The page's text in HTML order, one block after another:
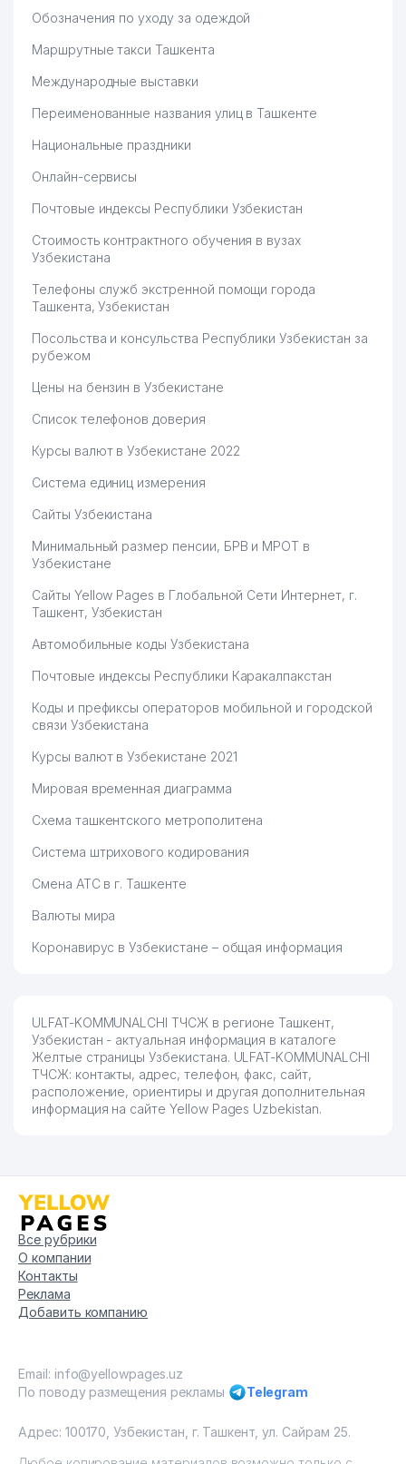
Обозначения по уходу за одеждой
Маршрутные такси Ташкента
Международные выставки
Переименованные названия улиц в Ташкенте
Национальные праздники
Онлайн-сервисы
Почтовые индексы Республики Узбекистан
Стоимость контрактного обучения в вузах
Узбекистана
Телефоны служб экстренной помощи города
Ташкента, Узбекистан
Посольства и консульства Республики Узбекистан за
рубежом
Цены на бензин в Узбекистане
Список телефонов доверия
Курсы валют в Узбекистане 2022
Система единиц измерения
Сайты Узбекистана
Минимальный размер пенсии, БРВ и МРОТ в
Узбекистане
Сайты Yellow Pages в Глобальной Сети Интернет, г.
Ташкент, Узбекистан
Автомобильные коды Узбекистана
Почтовые индексы Республики Каракалпакстан
Коды и префиксы операторов мобильной и городской
связи Узбекистана
Курсы валют в Узбекистане 2021
Мировая временная диаграмма
Схема ташкентского метрополитена
Система штрихового кодирования
Смена АТС в г. Ташкенте
Валюты мира
Коронавирус в Узбекистане – общая информация
ULFAT-KOMMUNALCHI ТЧСЖ в регионе Ташкент,
Узбекистан - актуальная информация в каталоге
Желтые страницы Узбекистана. ULFAT-KOMMUNALCHI
ТЧСЖ: контакты, адрес, телефон, факс, сайт,
расположение, ориентиры и другая дополнительная
информация на сайте Yellow Pages Uzbekistan.
Все рубрики
О компании
Контакты
Реклама
Добавить компанию
Email: info@yellowpages.uz
По поводу размещения рекламы
Telegram
Адрес: 100170, Узбекистан, г. Ташкент, ул. Сайрам 25.